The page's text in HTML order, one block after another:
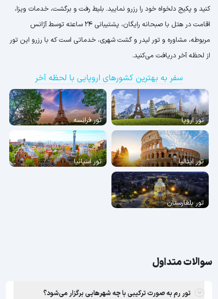
کنید و پکیج دلخواه خود را رزرو نمایید. بلیط رفت و برگشت، خدمات ویزا،
اقامت در هتل با صبحانه رایگان، پشتیبانی 24 ساعته توسط آژانس
مربوطه، مشاوره و تور لیدر و گشت شهری، خدماتی است که با رزرو این تور
از لحظه آخر دریافت می‌کنید.
سفر به بهترین کشورهای اروپایی با لحظه آخر
تور اروپا تور فرانسه
تور ایتالیا تور اسپانیا
تور بلغارستان
سوالات متداول
تور رم به صورت ترکیبی با چه شهرهایی برگزار می‌شود؟